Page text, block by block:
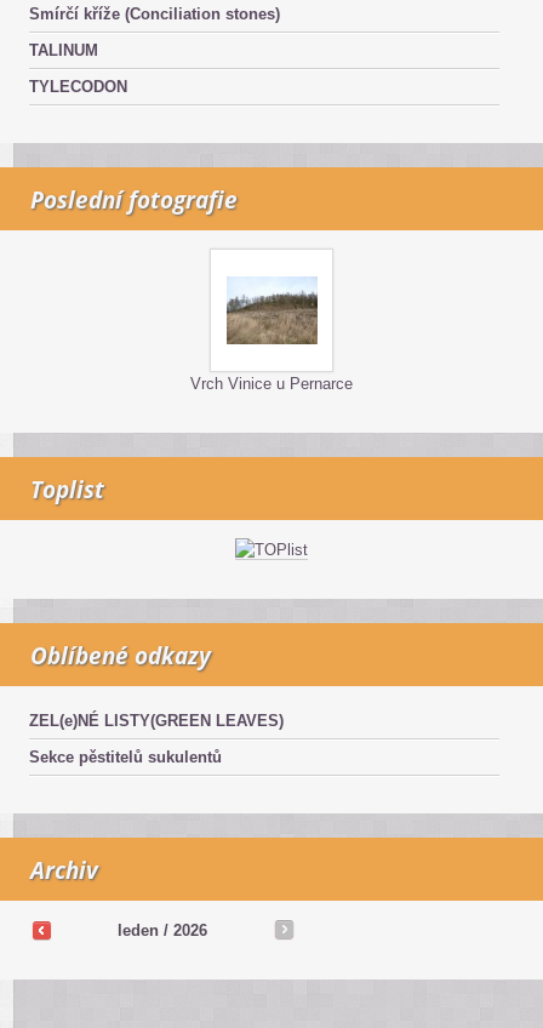
Smírčí kříže (Conciliation stones)
TALINUM
TYLECODON
Poslední fotografie
Vrch Vinice u Pernarce
Toplist
Oblíbené odkazy
ZEL(e)NÉ LISTY(GREEN LEAVES)
Sekce pěstitelů sukulentů
Archiv
leden / 2026